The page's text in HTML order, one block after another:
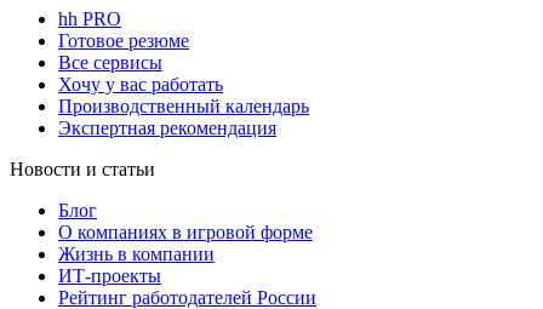
hh PRO
Готовое резюме
Все сервисы
Хочу у вас работать
Производственный календарь
Экспертная рекомендация
Новости и статьи
Блог
О компаниях в игровой форме
Жизнь в компании
ИТ-проекты
Рейтинг работодателей России